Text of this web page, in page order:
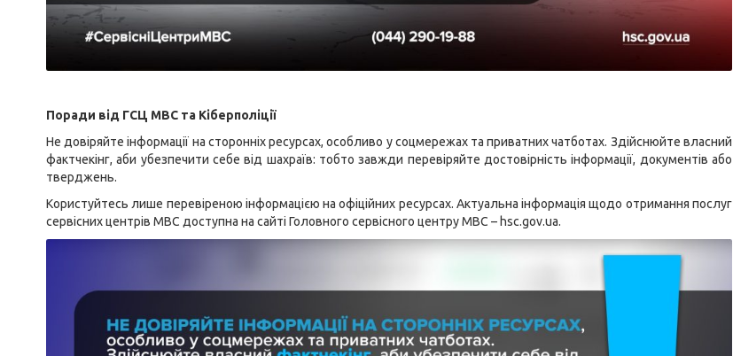
Поради від ГСЦ МВС та Кіберполіції
Не довіряйте інформації на сторонніх ресурсах, особливо у соцмережах та приватних чатботах. Здійснюйте власний
фактчекінг, аби убезпечити себе від шахраїв: тобто завжди перевіряйте достовірність інформації, документів або
тверджень.
Користуйтесь лише перевіреною інформацією на офіційних ресурсах. Актуальна інформація щодо отримання послуг
сервісних центрів МВС доступна на сайті Головного сервісного центру МВС – hsc.gov.ua.